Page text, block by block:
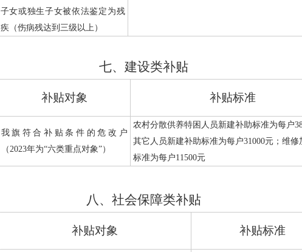
子女或独生子女被依法鉴定为残
疾（伤病残达到三级以上）
七、建设类补贴
补贴对象 补贴标准
我旗符合补贴条件的危改户
（ 2023年为“六类重点对象”）
农村分散供养特困人员新建补助标准为每户
其它人员新建补助标准为每户31000元； 维修
标准为每户11500元
八、社会保障类补贴
补贴对象 补贴标准